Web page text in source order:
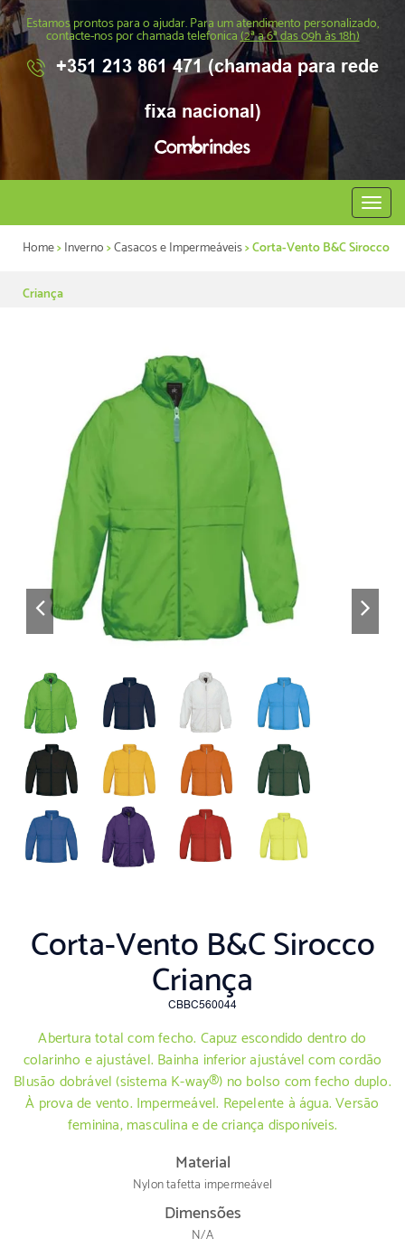
Estamos prontos para o ajudar. Para um atendimento personalizado,
contacte-nos por chamada telefonica(2ª a 6ª das 09h às 18h)
+351 213 861 471 (chamada para rede
fixa nacional)
Abrir
menu
Home>Inverno>Casacos e Impermeáveis> Corta-Vento B&C Sirocco
Criança
Corta-Vento B&C Sirocco
Criança
CBBC560044
Abertura total com fecho. Capuz escondido dentro do
colarinho e ajustável. Bainha inferior ajustável com cordão
Blusão dobrável (sistema K-way®) no bolso com fecho duplo.
À prova de vento. Impermeável. Repelente à água. Versão
feminina, masculina e de criança disponíveis.
Material
Nylon tafetta impermeável
Dimensões
N/A